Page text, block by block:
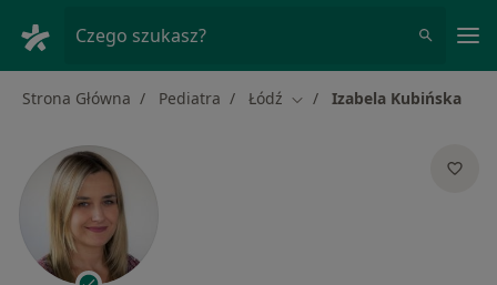
Czego szukasz?
Strona Główna Pediatra Łódź Zmień miasto
Izabela Kubińska